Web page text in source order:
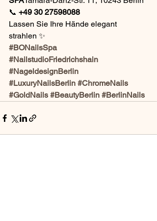
📞 +49 30 27598088
Lassen Sie Ihre Hände elegant
strahlen ✨
#BONailsSpa
#NailstudioFriedrichshain
#NageldesignBerlin
#LuxuryNailsBerlin #ChromeNails
#GoldNails #BeautyBerlin #BerlinNails